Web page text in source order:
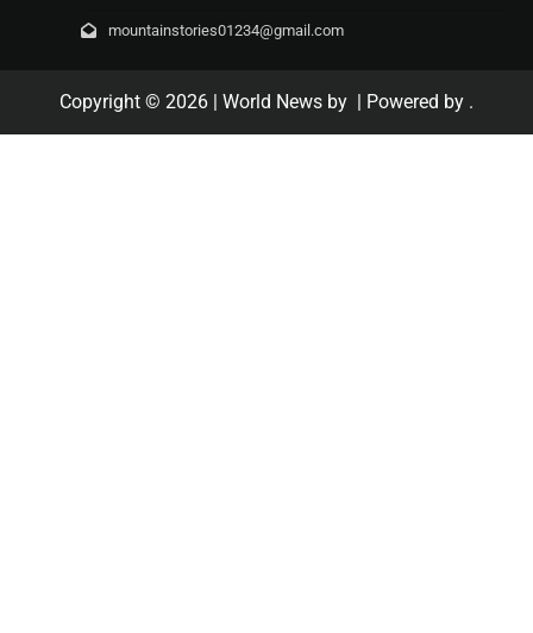
mountainstories01234@gmail.com
Copyright © 2026 | World News by | Powered by .